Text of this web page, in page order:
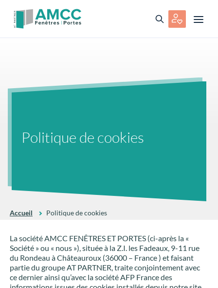
Politique de cookies
Accueil Politique de cookies
La société AMCC FENÊTRES ET PORTES (ci-après la «
Société » ou « nous »), située à la Z.I. les Fadeaux, 9-11 rue
du Rondeau à Châteauroux (36000 – France ) et faisant
partie du groupe AT PARTNER, traite conjointement avec
ce dernier ainsi qu’avec la société AFP France des